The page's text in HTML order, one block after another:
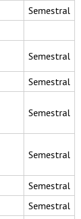
Semestral
Semestral
Semestral
Semestral
Semestral
Semestral
Semestral